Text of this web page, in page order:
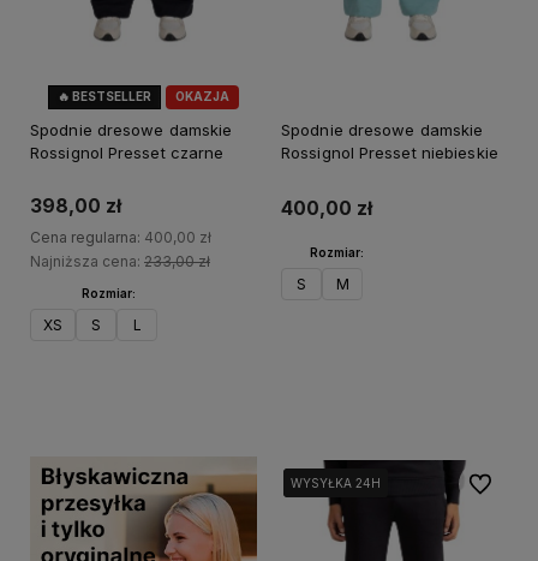
OKAZJA
🔥 BESTSELLER
Spodnie dresowe damskie
Rossignol Presset czarne
398,00 zł
Cena regularna: 400,00 zł
Najniższa cena: 233,00 zł
Rozmiar:
XS S L
Spodnie dresowe damskie
Rossignol Presset niebieskie
400,00 zł
Rozmiar:
S M
WYSYŁKA 24H
WYSYŁKA 24H
WYSYŁKA 24H Do